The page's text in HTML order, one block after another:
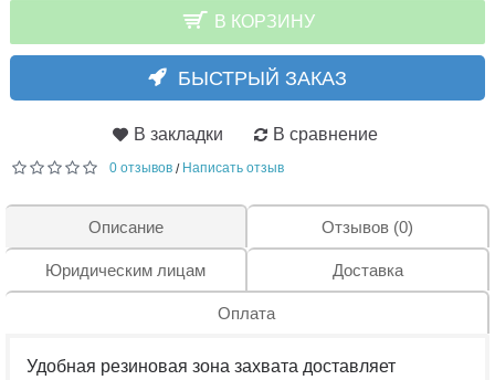
В КОРЗИНУ
БЫСТРЫЙ ЗАКАЗ
В закладки В сравнение
0 отзывов / Написать отзыв
Описание Отзывов (0)
Юридическим лицам Доставка
Оплата
Удобная резиновая зона захвата доставляет